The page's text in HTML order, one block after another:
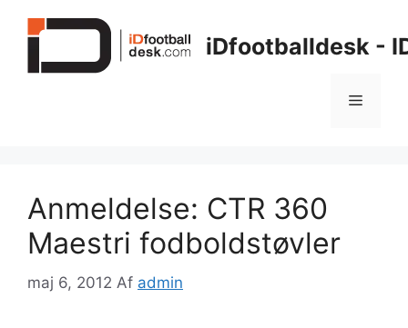
iDfootballdesk -
Menu
Anmeldelse: CTR 360
Maestri fodboldstøvler
maj 6, 2012 Af admin